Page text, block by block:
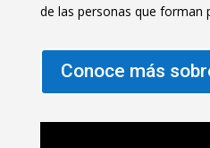
de las personas que forman
Conoce más